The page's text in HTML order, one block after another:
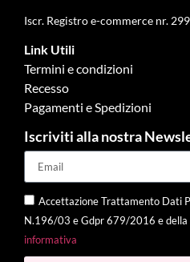
Iscr. Registro e-commerce nr.
Link Utili
Termini e condizioni
Recesso
Pagamenti e Spedizioni
Iscriviti alla nostra
Accettazione Trattamento Dati
N.196/03 e Gdpr 679/2016 e della
informativa